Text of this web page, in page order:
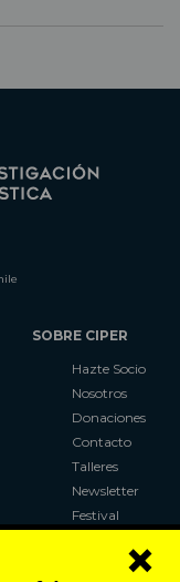
×
SOBRE CIPER
Hazte Socio
Nosotros
Donaciones
Contacto
Talleres
Newsletter
Festival